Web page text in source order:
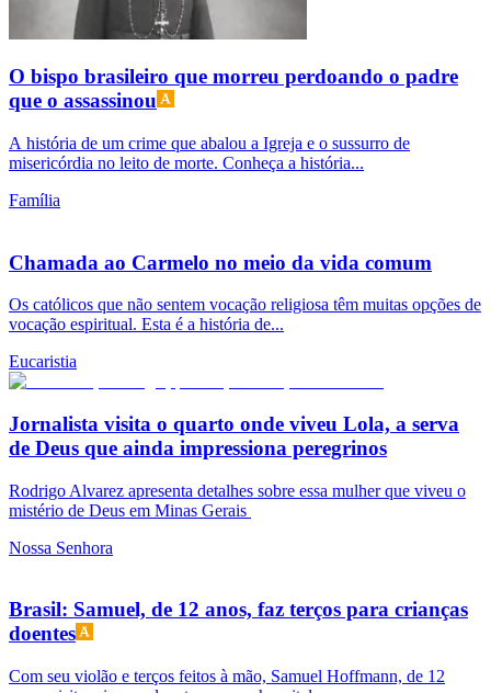
O bispo brasileiro que morreu perdoando o padre
que o assassinou
A história de um crime que abalou a Igreja e o sussurro de
misericórdia no leito de morte. Conheça a história...
Família
Chamada ao Carmelo no meio da vida comum
Os católicos que não sentem vocação religiosa têm muitas opções de
vocação espiritual. Esta é a história de...
Eucaristia
Jornalista visita o quarto onde viveu Lola, a serva
de Deus que ainda impressiona peregrinos
Rodrigo Alvarez apresenta detalhes sobre essa mulher que viveu o
mistério de Deus em Minas Gerais
Nossa Senhora
Brasil: Samuel, de 12 anos, faz terços para crianças
doentes
Com seu violão e terços feitos à mão, Samuel Hoffmann, de 12